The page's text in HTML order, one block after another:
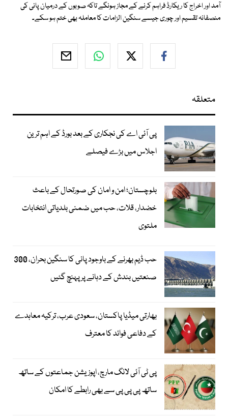
آمد اور اخراج کا ریکارڈ فراہم کرنے کے مجاز ہونگے تاکہ صوبوں کے درمیان پانی کی
منصفانہ تقسیم اور چوری جیسے سنگین الزامات کا معاملہ بھی ختم ہو سکے۔
متعلقہ
پی آئی اے کی نجکاری کے بعد بورڈ کے اہم ترین
اجلاس میں بڑے فیصلے
بلوچستان؛ امن و امان کی صورتحال کے باعث
خضدار، قلات، حب میں ضمنی بلدیاتی انتخابات
ملتوی
حب ڈیم بھرنے کے باوجود پانی کا سنگین بحران، 300
صنعتیں بندش کے دہانے پر پہنچ گئیں
بھارتی میڈیا پاکستان، سعودی عرب، ترکیہ معاہدے
کے دفاعی فوائد کا معترف
پی ٹی آئی لانگ مارچ، اپوزیشن جماعتوں کے ساتھ
ساتھ پی پی پی سے بھی رابطے کا امکان